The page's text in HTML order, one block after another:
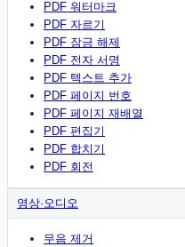
PDF 워터마크
PDF 자르기
PDF 잠금 해제
PDF 전자 서명
PDF 텍스트 추가
PDF 페이지 번호
PDF 페이지 재배열
PDF 편집기
PDF 합치기
PDF 회전
영상·오디오
무음 제거